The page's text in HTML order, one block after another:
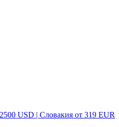
USD | Словакия от 319 EUR